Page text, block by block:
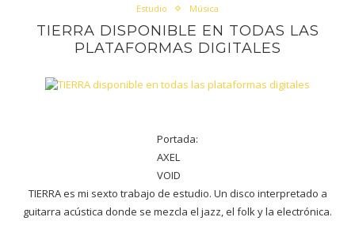
Estudio Música
TIERRA DISPONIBLE EN TODAS LAS
PLATAFORMAS DIGITALES
Portada:
AXEL
VOID
TIERRA es mi sexto trabajo de estudio. Un disco interpretado a
guitarra acústica donde se mezcla el jazz, el folk y la electrónica.